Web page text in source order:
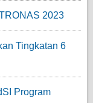
2023
Tingkatan 6
Program